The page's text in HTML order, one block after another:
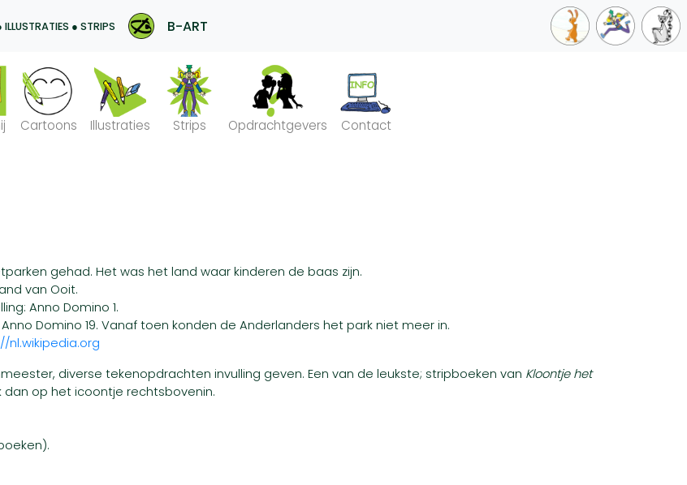
● STRIPS B-ART
Cartoons Illustraties Strips Opdrachtgevers Contact
gehad. Het was het land waar kinderen de baas zijn.
van Ooit.
Anno Domino 1.
Domino 19. Vanaf toen konden de Anderlanders het park niet meer in.
nl.wikipedia.org
diverse tekenopdrachten invulling geven. Een van de leukste; stripboeken van Kloontje het
dan op het icoontje rechtsbovenin.